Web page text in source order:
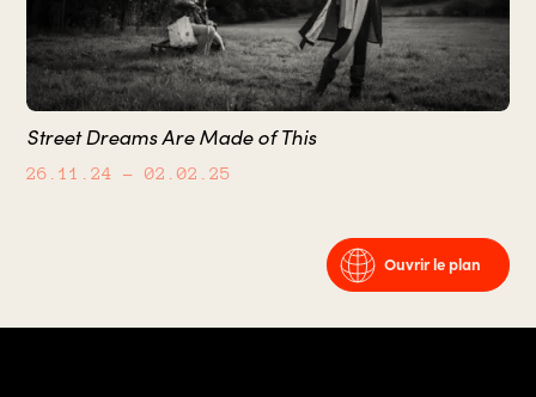
Street Dreams Are Made of This
26.11.24 – 02.02.25
Ouvrir le plan